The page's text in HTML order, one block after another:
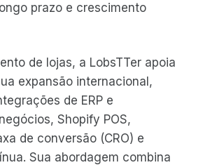
prazo e crescimento
de lojas, a LobsTTer apoia
expansão internacional,
de ERP e
Shopify POS,
de conversão (CRO) e
Sua abordagem combina